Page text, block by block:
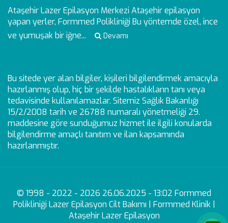
Ataşehir Lazer Epilasyon Merkezi Ataşehir epilasyon
yapan yerler, Formmed Polikliniği Bu yöntemde özel, ince
ve yumuşak bir iğne...
Devamı
Bu sitede yer alan bilgiler, kişileri bilgilendirmek amacıyla
hazırlanmış olup, hiç bir şekilde hastalıkların tanı veya
tedavisinde kullanılamazlar. Sitemiz Sağlık Bakanlığı
15/2/2008 tarih ve 26788 numaralı yönetmeliği 29.
maddesine göre sunduğumuz hizmet ile ilgili konularda
bilgilendirme amaçlı tanıtım ve ilan kapsamında
hazırlanmıştır.
© 1998 - 2022 - 2026 26.06.2025 - 13:02 Formmed
Polikliniği Lazer Epilasyon Cilt Bakımı | Formmed Klinik |
Ataşehir Lazer Epilasyon